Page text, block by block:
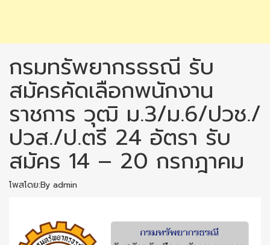
กรมทรัพยากรธรณี รับ
สมัครคัดเลือกพนักงาน
ราชการ วุฒิ ม.3/ม.6/ปวช./
ปวส./ป.ตรี 24 อัตรา รับ
สมัคร 14 – 20 กรกฎาคม
โพสโดย:By admin